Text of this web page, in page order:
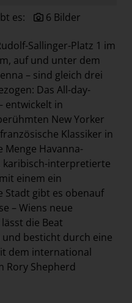
es: 6 Bilder
Sallinger-Platz 1 im
auf und unter dem
– sind gleich drei
Das All-day-
entwickelt in
New Yorker
Klassiker in
Menge Havanna-
karibisch-interpretierte
einem ein
Stadt gibt es obenauf
– Wiens neue
die Beat
besticht durch eine
dem international
Rory Shepherd